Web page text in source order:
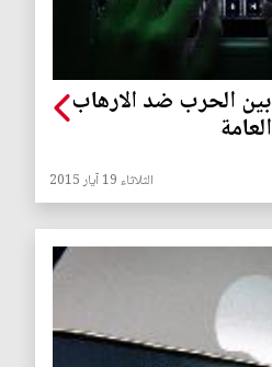
الحرب ضد الارهاب
الثلاثاء 19 آيار 2015